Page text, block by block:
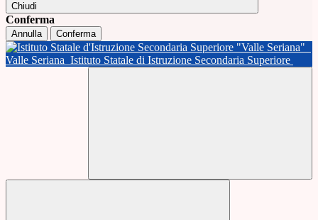
Chiudi
Conferma
Annulla Conferma
Valle Seriana Istituto Statale di Istruzione Secondaria Superiore